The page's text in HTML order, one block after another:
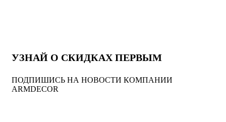
УЗНАЙ О СКИДКАХ ПЕРВЫМ
ПОДПИШИСЬ НА НОВОСТИ КОМПАНИИ
ARMDECOR